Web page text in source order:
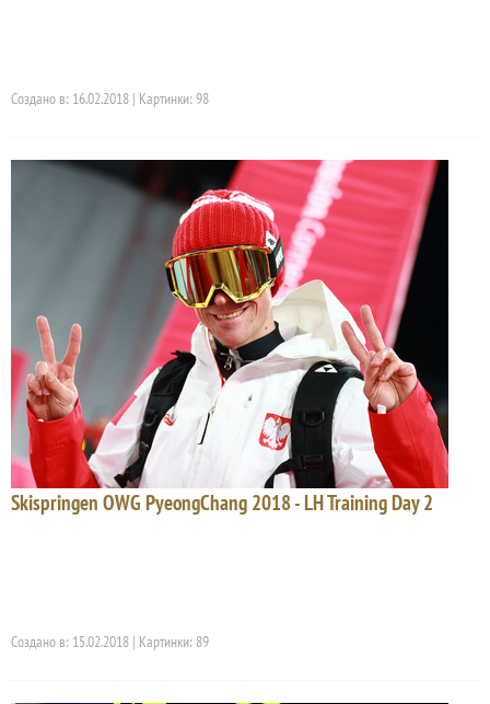
Создано в: 16.02.2018 | Картинки: 98
Skispringen OWG PyeongChang 2018 - LH Training Day 2
Создано в: 15.02.2018 | Картинки: 89